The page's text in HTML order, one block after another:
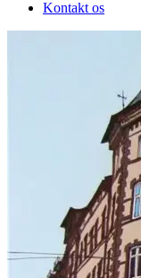
Kontakt os